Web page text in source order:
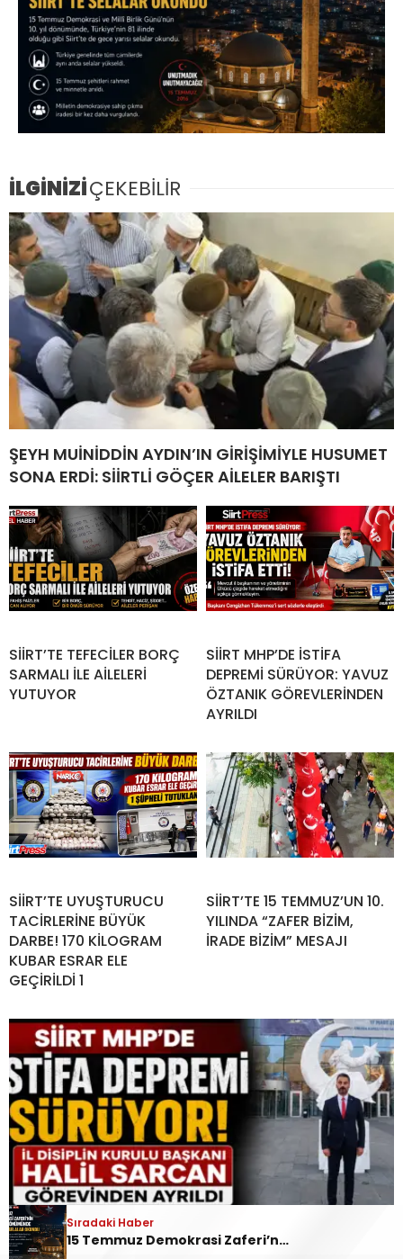
Sıradaki Haber
15 Temmuz Demokrasi Zaferi’nin 10. Yılında Siirt’te Selalar Okundu
İLGİNİZİÇEKEBİLİR
ŞEYH MUİNİDDİN AYDIN’IN GİRİŞİMİYLE HUSUMET
SONA ERDİ: SİİRTLİ GÖÇER AİLELER BARIŞTI
SİİRT’TE TEFECİLER BORÇ
SARMALI İLE AİLELERİ
YUTUYOR
SİİRT MHP’DE İSTİFA
DEPREMİ SÜRÜYOR: YAVUZ
ÖZTANIK GÖREVLERİNDEN
AYRILDI
SİİRT’TE UYUŞTURUCU
TACİRLERİNE BÜYÜK
DARBE! 170 KİLOGRAM
KUBAR ESRAR ELE
GEÇİRİLDİ 1
SİİRT’TE 15 TEMMUZ’UN 10.
YILINDA “ZAFER BİZİM,
İRADE BİZİM” MESAJI